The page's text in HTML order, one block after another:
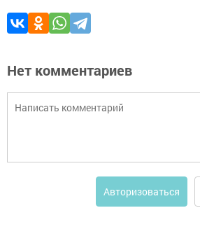
Нет комментариев
Авторизоваться